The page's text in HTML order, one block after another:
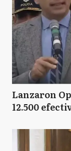
Lanzaron
12.500